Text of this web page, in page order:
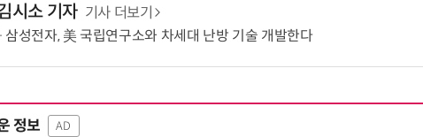
시소 기자 기사 더보기
삼성전자, 美 국립연구소와 차세대 난방 기술 개발한다
정보 AD